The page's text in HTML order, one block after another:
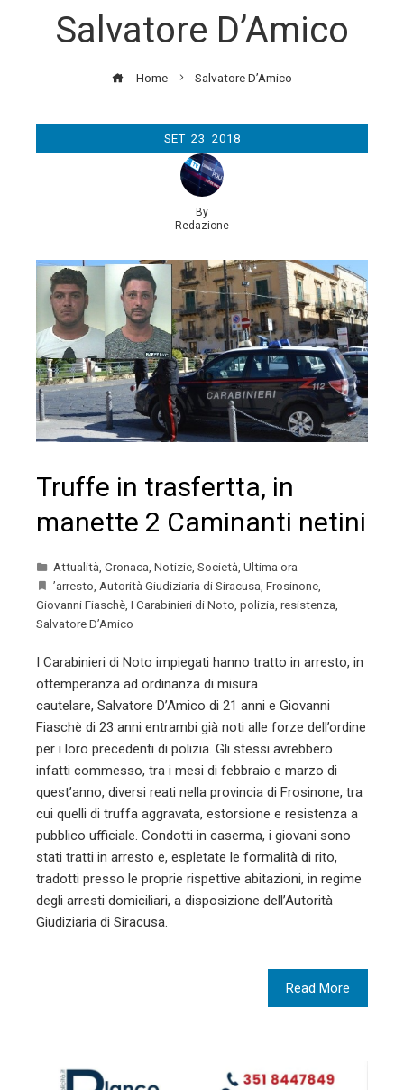
Salvatore D’Amico
Home Salvatore D’Amico
SET 23 2018
By
Redazione
Truffe in trasfertta, in
manette 2 Caminanti netini
Attualità, Cronaca, Notizie, Società, Ultima ora
’arresto, Autorità Giudiziaria di Siracusa, Frosinone,
Giovanni Fiaschè, I Carabinieri di Noto, polizia, resistenza,
Salvatore D’Amico
I Carabinieri di Noto impiegati hanno tratto in arresto, in
ottemperanza ad ordinanza di misura
cautelare, Salvatore D’Amico di 21 anni e Giovanni
Fiaschè di 23 anni entrambi già noti alle forze dell’ordine
per i loro precedenti di polizia. Gli stessi avrebbero
infatti commesso, tra i mesi di febbraio e marzo di
quest’anno, diversi reati nella provincia di Frosinone, tra
cui quelli di truffa aggravata, estorsione e resistenza a
pubblico ufficiale. Condotti in caserma, i giovani sono
stati tratti in arresto e, espletate le formalità di rito,
tradotti presso le proprie rispettive abitazioni, in regime
degli arresti domiciliari, a disposizione dell’Autorità
Giudiziaria di Siracusa.
Read More